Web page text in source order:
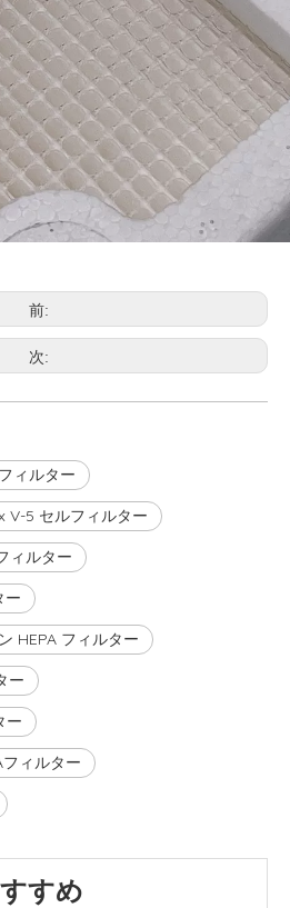
前:
次:
ィルター
V-5 セルフィルター
ィルター
ー
HEPA フィルター
ー
ー
ィルター
すめ